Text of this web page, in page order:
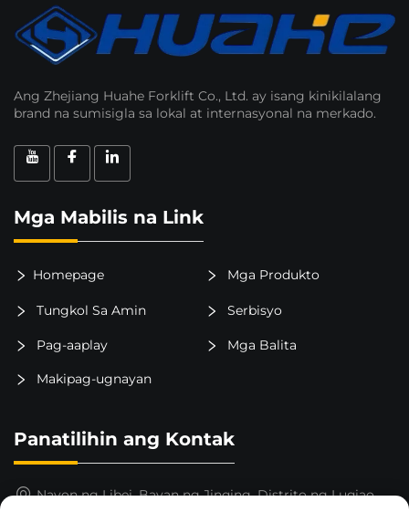
Ang Zhejiang Huahe Forklift Co., Ltd. ay isang kinikilalang
brand na sumisigla sa lokal at internasyonal na merkado.
Mga Mabilis na Link
Homepage Mga Produkto
Tungkol Sa Amin Serbisyo
Pag-aaplay Mga Balita
Makipag-ugnayan
Panatilihin ang Kontak
Nayon ng Libei, Bayan ng Jinqing, Distrito ng Luqiao,